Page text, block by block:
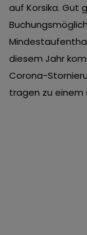
auf Korsika. Gut
diesem Jahr
Corona-
tragen zu einem